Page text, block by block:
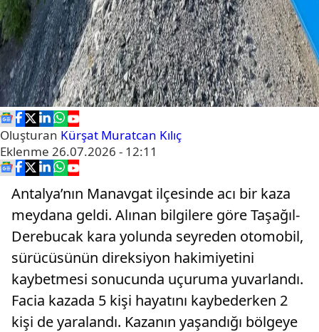
Oluşturan Kürşat Muratcan Kılıç
Eklenme 26.07.2026 - 12:11
Antalya’nın Manavgat ilçesinde acı bir kaza
meydana geldi. Alınan bilgilere göre Taşağıl-
Derebucak kara yolunda seyreden otomobil,
sürücüsünün direksiyon hakimiyetini
kaybetmesi sonucunda uçuruma yuvarlandı.
Facia kazada 5 kişi hayatını kaybederken 2
kişi de yaralandı. Kazanın yaşandığı bölgeye